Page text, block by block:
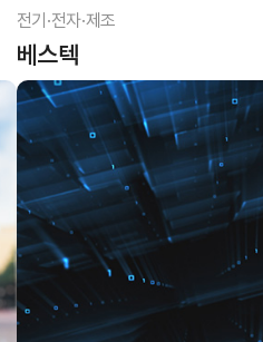
전기·전자·제조
베스텍